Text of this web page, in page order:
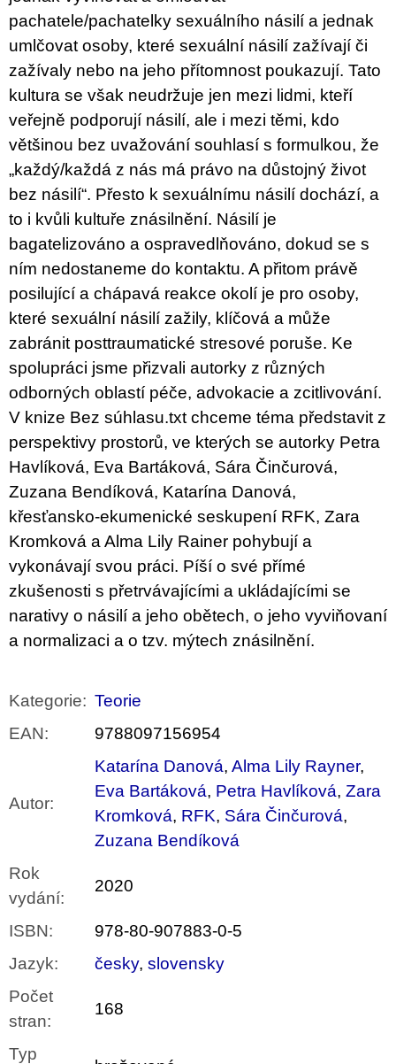
pachatele/pachatelky sexuálního násilí a jednak
umlčovat osoby, které sexuální násilí zažívají či
zažívaly nebo na jeho přítomnost poukazují. Tato
kultura se však neudržuje jen mezi lidmi, kteří
veřejně podporují násilí, ale i mezi těmi, kdo
většinou bez uvažování souhlasí s formulkou, že
„každý/každá z nás má právo na důstojný život
bez násilí“. Přesto k sexuálnímu násilí dochází, a
to i kvůli kultuře znásilnění. Násilí je
bagatelizováno a ospravedlňováno, dokud se s
ním nedostaneme do kontaktu. A přitom právě
posilující a chápavá reakce okolí je pro osoby,
které sexuální násilí zažily, klíčová a může
zabránit posttraumatické stresové poruše. Ke
spolupráci jsme přizvali autorky z různých
odborných oblastí péče, advokacie a zcitlivování.
V knize Bez súhlasu.txt chceme téma představit z
perspektivy prostorů, ve kterých se autorky Petra
Havlíková, Eva Bartáková, Sára Činčurová,
Zuzana Bendíková, Katarína Danová,
křesťansko-ekumenické seskupení RFK, Zara
Kromková a Alma Lily Rainer pohybují a
vykonávají svou práci. Píší o své přímé
zkušenosti s přetrvávajícími a ukládajícími se
narativy o násilí a jeho obětech, o jeho vyviňovaní
a normalizaci a o tzv. mýtech znásilnění.
Kategorie: Teorie
EAN: 9788097156954
Autor:
Katarína Danová, Alma Lily Rayner,
Eva Bartáková, Petra Havlíková, Zara
Kromková, RFK, Sára Činčurová,
Zuzana Bendíková
Rok
vydání:
2020
ISBN:
978-80-907883-0-5
Jazyk: česky, slovensky
Počet
stran:
168
Typ